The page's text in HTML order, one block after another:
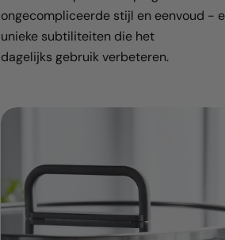
ongecompliceerde stijl en eenvoud -
unieke subtiliteiten die het
dagelijks gebruik verbeteren.